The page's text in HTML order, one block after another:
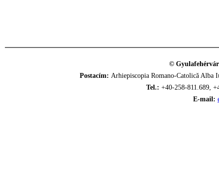
©
Postacím: Arhiepiscopia Romano-Catolică
Tel.: +40-258-811.689,
E-mail: